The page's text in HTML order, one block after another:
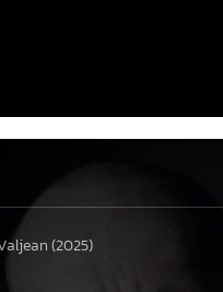
(2025)